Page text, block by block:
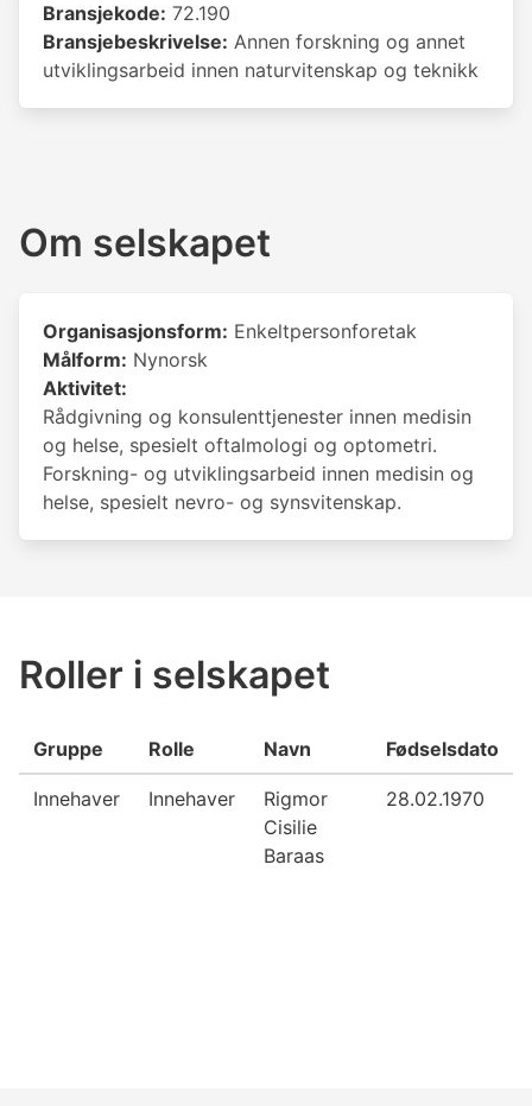
Bransjekode: 72.190
Bransjebeskrivelse: Annen forskning og annet
utviklingsarbeid innen naturvitenskap og teknikk
Om selskapet
Organisasjonsform: Enkeltpersonforetak
Målform: Nynorsk
Aktivitet:
Rådgivning og konsulenttjenester innen medisin
og helse, spesielt oftalmologi og optometri.
Forskning- og utviklingsarbeid innen medisin og
helse, spesielt nevro- og synsvitenskap.
Roller i selskapet
Gruppe Rolle Navn Fødselsdato
Innehaver Innehaver
Rigmor
Cisilie
Baraas
28.02.1970